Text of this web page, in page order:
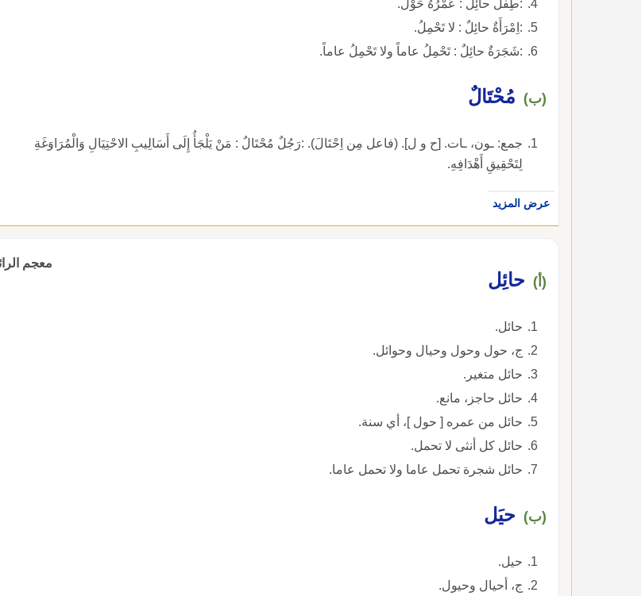
:طِفْلٌ حائِلٌ : عُمْرُهُ حَوْلٌ.
:اِمْرَأَةٌ حائِلٌ : لا تَحْمِلُ.
:شَجَرَةٌ حائِلٌ : تَحْمِلُ عاماً ولا تَحْمِلُ عاماً.
(ب) مُحْتَالٌ
جمع: ـون، ـات. [ح و ل]. (فاعل مِن اِحْتَالَ). :رَجُلٌ مُحْتَالٌ : مَنْ يَلْجَأُ إِلَى أَسَالِيبِ الاحْتِيَالِ وَالْمُرَاوَغَةِ
لِتَحْقِيقِ أَهْدَافِهِ.
عرض المزيد
معجم
(أ) حائِل
حائل.
ج، حول وحول وحيال وحوائل.
حائل متغير.
حائل حاجز، مانع.
حائل من عمره [ حول ]، أي سنة.
حائل كل أنثى لا تحمل.
حائل شجرة تحمل عاما ولا تحمل عاما.
(ب) حيَل
حيل.
ج، أحيال وحيول.